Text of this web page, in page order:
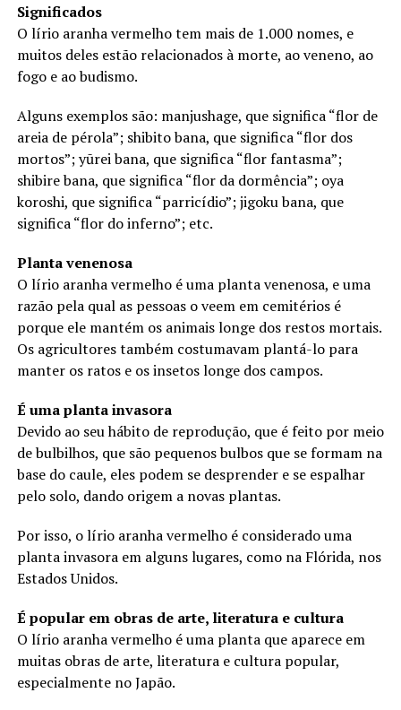
Significados
O lírio aranha vermelho tem mais de 1.000 nomes, e
muitos deles estão relacionados à morte, ao veneno, ao
fogo e ao budismo.
Alguns exemplos são: manjushage, que significa “flor de
areia de pérola”; shibito bana, que significa “flor dos
mortos”; yūrei bana, que significa “flor fantasma”;
shibire bana, que significa “flor da dormência”; oya
koroshi, que significa “parricídio”; jigoku bana, que
significa “flor do inferno”; etc.
Planta venenosa
O lírio aranha vermelho é uma planta venenosa, e uma
razão pela qual as pessoas o veem em cemitérios é
porque ele mantém os animais longe dos restos mortais.
Os agricultores também costumavam plantá-lo para
manter os ratos e os insetos longe dos campos.
É uma planta invasora
Devido ao seu hábito de reprodução, que é feito por meio
de bulbilhos, que são pequenos bulbos que se formam na
base do caule, eles podem se desprender e se espalhar
pelo solo, dando origem a novas plantas.
Por isso, o lírio aranha vermelho é considerado uma
planta invasora em alguns lugares, como na Flórida, nos
Estados Unidos.
É popular em obras de arte, literatura e cultura
O lírio aranha vermelho é uma planta que aparece em
muitas obras de arte, literatura e cultura popular,
especialmente no Japão.